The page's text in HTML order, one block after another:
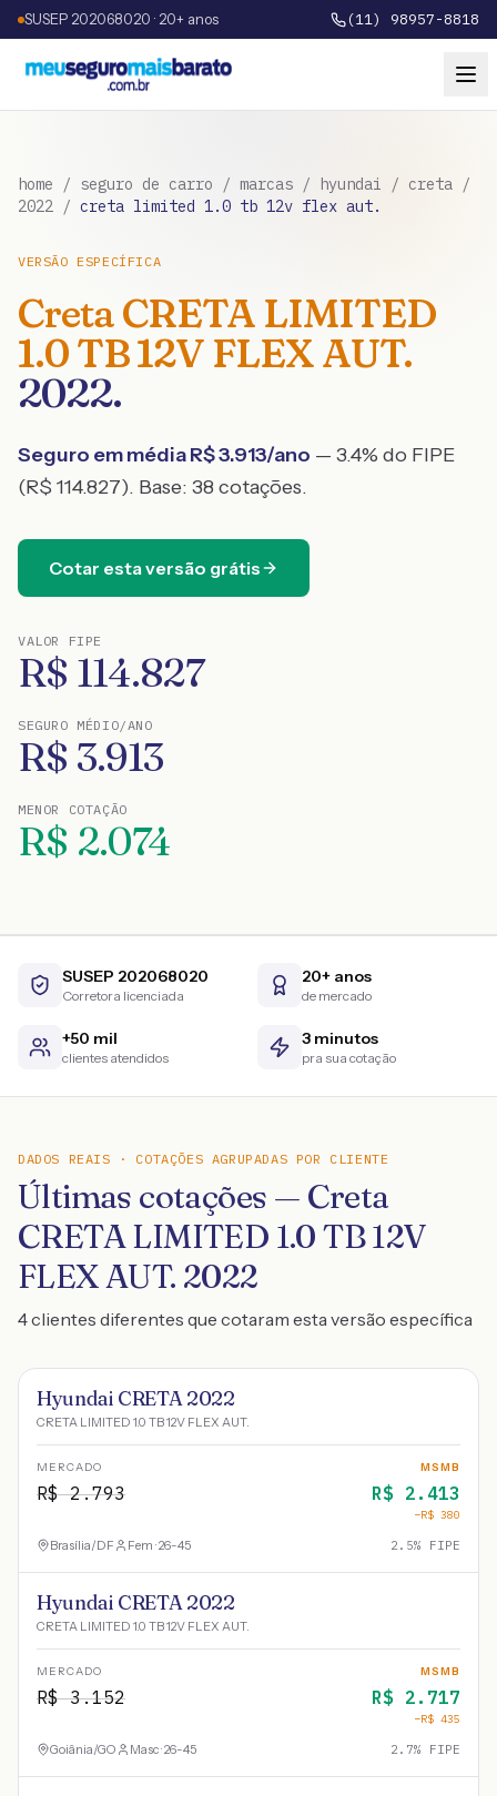
SUSEP 202068020 · 20+ anos (11) 98957-8818
home / seguro de carro / marcas / hyundai / creta /
2022 / creta limited 1.0 tb 12v flex aut.
VERSÃO ESPECÍFICA
CretaCRETA LIMITED
1.0 TB 12V FLEX AUT.
2022.
Seguro em média R$3.913/ano — 3.4% do FIPE
(R$ 114.827). Base: 38 cotações.
Cotar esta versão grátis
VALOR FIPE
R$ 114.827
SEGURO MÉDIO/ANO
R$ 3.913
MENOR COTAÇÃO
R$ 2.074
SUSEP 202068020
Corretora licenciada
20+ anos
de mercado
+50 mil
clientes atendidos
3 minutos
pra sua cotação
DADOS REAIS · COTAÇÕES AGRUPADAS POR CLIENTE
Últimas cotações — Creta
CRETA LIMITED 1.0 TB 12V
FLEX AUT. 2022
4 clientes diferentes que cotaram esta versão específica
Hyundai CRETA 2022
CRETA LIMITED 1.0 TB 12V FLEX AUT.
MERCADO
R$2.793
MSMB
R$ 2.413
−R$ 380
Brasília/DF Fem · 26-45 2.5% FIPE
Hyundai CRETA 2022
CRETA LIMITED 1.0 TB 12V FLEX AUT.
MERCADO
R$3.152
MSMB
R$ 2.717
−R$ 435
Goiânia/GO Masc · 26-45 2.7% FIPE